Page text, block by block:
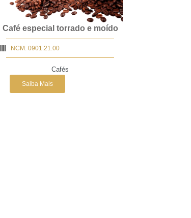
Café especial torrado e moído
NCM: 0901.21.00
Cafés
Saiba Mais